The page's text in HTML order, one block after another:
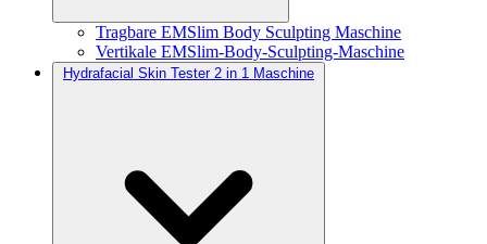
Tragbare EMSlim Body Sculpting Maschine
Vertikale EMSlim-Body-Sculpting-Maschine
Hydrafacial Skin Tester 2 in 1 Maschine